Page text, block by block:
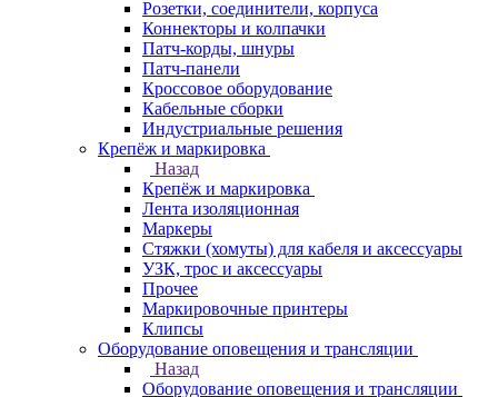
Розетки, соединители, корпуса
Коннекторы и колпачки
Патч-корды, шнуры
Патч-панели
Кроссовое оборудование
Кабельные сборки
Индустриальные решения
Крепёж и маркировка
Назад
Крепёж и маркировка
Лента изоляционная
Маркеры
Стяжки (хомуты) для кабеля и аксессуары
УЗК, трос и аксессуары
Прочее
Маркировочные принтеры
Клипсы
Оборудование оповещения и трансляции
Назад
Оборудование оповещения и трансляции